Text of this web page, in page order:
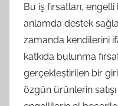
Bu iş fırsatları,
anlamda destek
zamanda kendilerini
katkıda bulunma
gerçekleştirilen bir
özgün ürünlerin